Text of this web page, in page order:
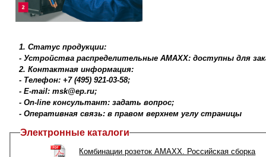
1. Статус продукции:
- Устройства распределительные АМАХХ: доступны для
2. Контактная информация:
- Телефон: +7 (495) 921-03-58;
- E-mail: msk@ep.ru;
- On-line консультант: задать вопрос;
- Оперативная связь: в правом верхнем углу страницы
Электронные каталоги
Комбинации розеток AMAXX. Российская сборка